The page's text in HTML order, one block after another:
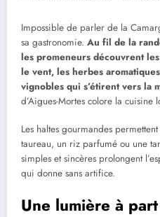
Impossible de parler de la
sa gastronomie. Au fil de la
les promeneurs découvrent
le vent, les herbes
vignobles qui s’étirent vers la
d’Aigues-Mortes colore la cuisine
Les haltes gourmandes
taureau, un riz parfumé ou une
simples et sincères prolongent
qui donne sans artifice.
Une lumière à part